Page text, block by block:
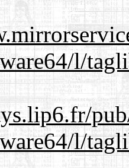
l/
l/